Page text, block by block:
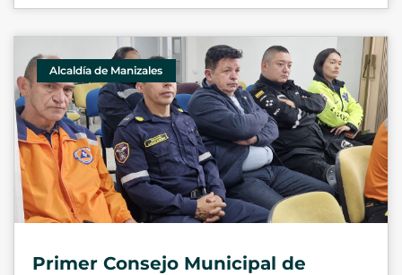
Alcaldía de Manizales
Primer Consejo Municipal de